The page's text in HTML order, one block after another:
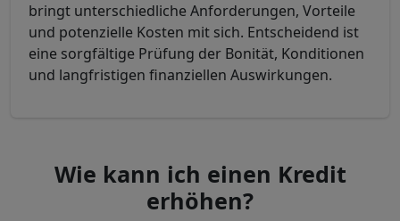
bringt unterschiedliche Anforderungen, Vorteile
und potenzielle Kosten mit sich. Entscheidend ist
eine sorgfältige Prüfung der Bonität, Konditionen
und langfristigen finanziellen Auswirkungen.
Wie kann ich einen Kredit
erhöhen?